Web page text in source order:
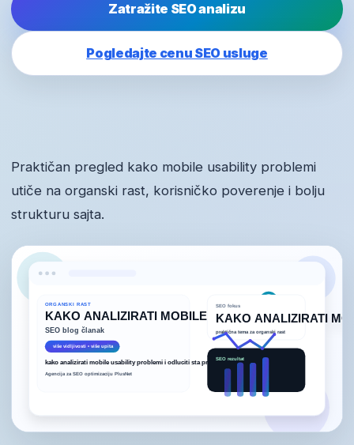
Zatražite SEO analizu
Pogledajte cenu SEO usluge
Praktičan pregled kako mobile usability problemi
utiče na organski rast, korisničko poverenje i bolju
strukturu sajta.